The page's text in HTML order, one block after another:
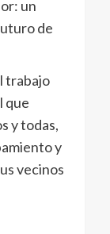
un
de
trabajo
que
y todas,
y
vecinos